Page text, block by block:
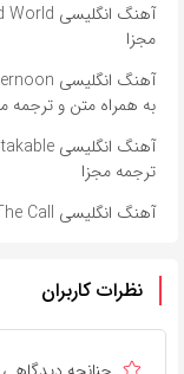
مجزا
به همراه متن و ترجمه
ترجمه مجزا
آهنگ انگلیسی The Call از Backstreet Boys به همراه متن و ترجمه مجزا
نظرات کاربران